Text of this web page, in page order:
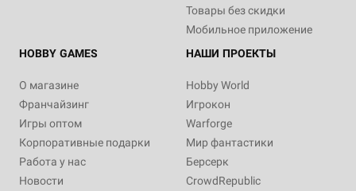
Товары без скидки
Мобильное приложение
HOBBY GAMES
О магазине
Франчайзинг
Игры оптом
Корпоративные подарки
Работа у нас
Новости
НАШИ ПРОЕКТЫ
Hobby World
Игрокон
Warforge
Мир фантастики
Берсерк
CrowdRepublic